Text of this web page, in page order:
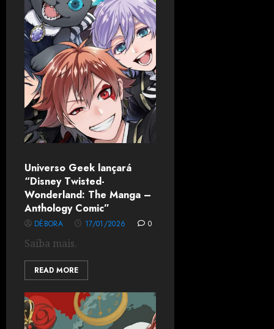
Universo Geek lançará
“Disney Twisted-
Wonderland: The Manga –
Anthology Comic”
DÉBORA 17/01/2026 0
Saiba mais.
READ MORE